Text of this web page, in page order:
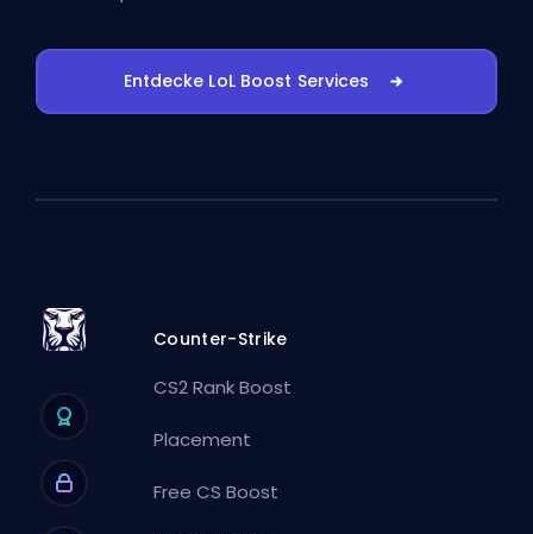
Entdecke LoL Boost Services
Counter-Strike
CS2 Rank Boost
Placement
Free CS Boost